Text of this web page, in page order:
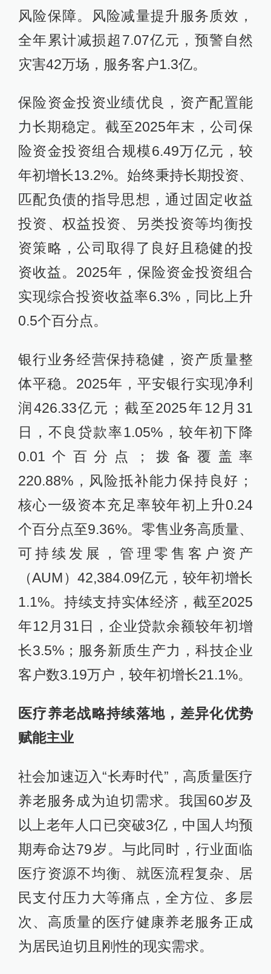
风险保障。风险减量提升服务质效，
全年累计减损超7.07亿元，预警自然
灾害42万场，服务客户1.3亿。
保险资金投资业绩优良，资产配置能
力长期稳定。截至2025年末，公司保
险资金投资组合规模6.49万亿元，较
年初增长13.2%。始终秉持长期投资、
匹配负债的指导思想，通过固定收益
投资、权益投资、另类投资等均衡投
资策略，公司取得了良好且稳健的投
资收益。2025年，保险资金投资组合
实现综合投资收益率6.3%，同比上升
0.5个百分点。
银行业务经营保持稳健，资产质量整
体平稳。2025年，平安银行实现净利
润426.33亿元；截至2025年12月31
日，不良贷款率1.05%，较年初下降
0.01个百分点；拨备覆盖率
220.88%，风险抵补能力保持良好；
核心一级资本充足率较年初上升0.24
个百分点至9.36%。零售业务高质量、
可持续发展，管理零售客户资产
（AUM）42,384.09亿元，较年初增长
1.1%。持续支持实体经济，截至2025
年12月31日，企业贷款余额较年初增
长3.5%；服务新质生产力，科技企业
客户数3.19万户，较年初增长21.1%。
医疗养老战略持续落地，差异化优势
赋能主业
社会加速迈入“长寿时代”，高质量医疗
养老服务成为迫切需求。我国60岁及
以上老年人口已突破3亿，中国人均预
期寿命达79岁。与此同时，行业面临
医疗资源不均衡、就医流程复杂、居
民支付压力大等痛点，全方位、多层
次、高质量的医疗健康养老服务正成
为居民迫切且刚性的现实需求。